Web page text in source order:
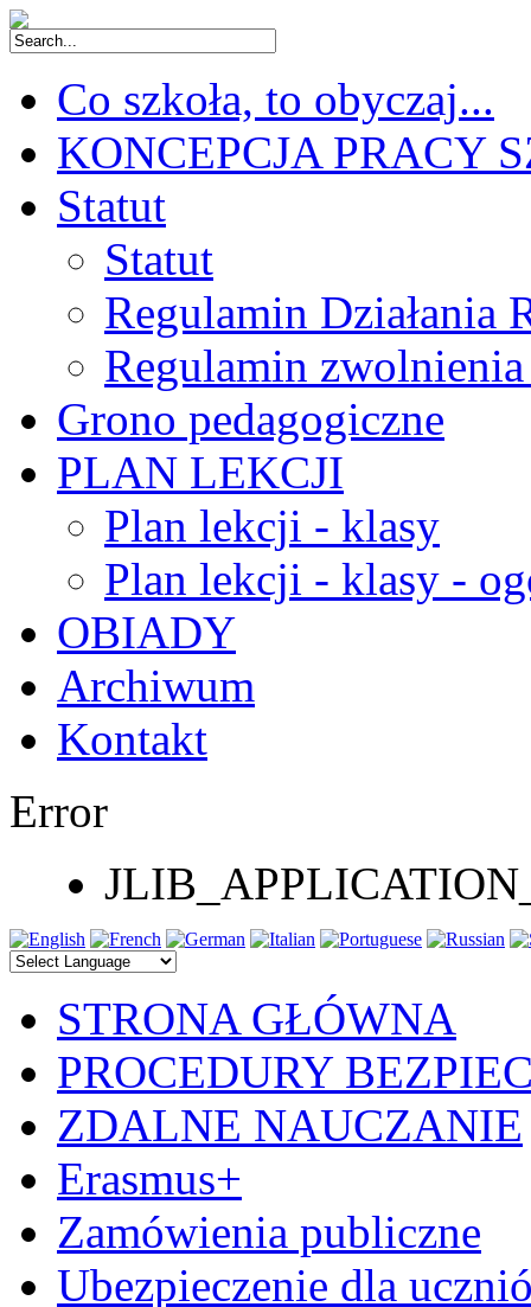
Co szkoła, to obyczaj...
KONCEPCJA PRACY
Statut
Statut
Regulamin Działania
Regulamin
Grono pedagogiczne
PLAN LEKCJI
Plan lekcji - klasy
Plan lekcji - klasy -
OBIADY
Archiwum
Kontakt
Error
STRONA GŁÓWNA
PROCEDURY
ZDALNE NAUCZANIE
Erasmus+
Zamówienia publiczne
Ubezpieczenie dla